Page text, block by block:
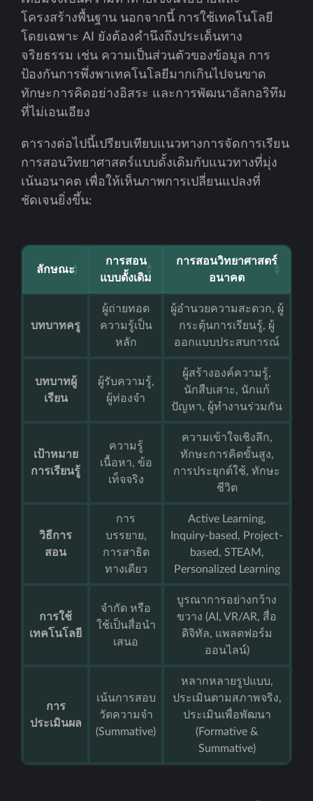
โครงสร้างพื้นฐาน นอกจากนี้ การใช้เทคโนโลยี
โดยเฉพาะ AI ยังต้องคำนึงถึงประเด็นทาง
จริยธรรม เช่น ความเป็นส่วนตัวของข้อมูล การ
ป้องกันการพึ่งพาเทคโนโลยีมากเกินไปจนขาด
ทักษะการคิดอย่างอิสระ และการพัฒนาอัลกอริทึม
ที่ไม่เอนเอียง
ตารางต่อไปนี้เปรียบเทียบแนวทางการจัดการเรียน
การสอนวิทยาศาสตร์แบบดั้งเดิมกับแนวทางที่มุ่ง
เน้นอนาคต เพื่อให้เห็นภาพการเปลี่ยนแปลงที่
ชัดเจนยิ่งขึ้น:
ลักษณะ
การสอน
แบบดั้งเดิม
การสอนวิทยาศาสตร์
อนาคต
บทบาทครู
ผู้ถ่ายทอด
ความรู้เป็น
หลัก
ผู้อำนวยความสะดวก, ผู้
กระตุ้นการเรียนรู้, ผู้
ออกแบบประสบการณ์
บทบาทผู้
เรียน
ผู้รับความรู้,
ผู้ท่องจำ
ผู้สร้างองค์ความรู้,
นักสืบเสาะ, นักแก้
ปัญหา, ผู้ทำงานร่วมกัน
เป้าหมาย
การเรียนรู้
ความรู้
เนื้อหา, ข้อ
เท็จจริง
ความเข้าใจเชิงลึก,
ทักษะการคิดขั้นสูง,
การประยุกต์ใช้, ทักษะ
ชีวิต
วิธีการ
สอน
การ
บรรยาย,
การสาธิต
ทางเดียว
Active Learning,
Inquiry-based, Project-
based, STEAM,
Personalized Learning
การใช้
เทคโนโลยี
จำกัด หรือ
ใช้เป็นสื่อนำ
เสนอ
บูรณาการอย่างกว้าง
ขวาง (AI, VR/AR, สื่อ
ดิจิทัล, แพลตฟอร์ม
ออนไลน์)
การ
ประเมินผล
เน้นการสอบ
วัดความจำ
(Summative)
หลากหลายรูปแบบ,
ประเมินตามสภาพจริง,
ประเมินเพื่อพัฒนา
(Formative &
Summative)